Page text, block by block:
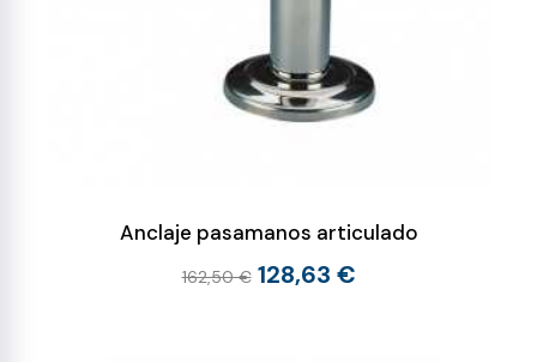
Anclaje pasamanos articulado
162,50 € 128,63 €